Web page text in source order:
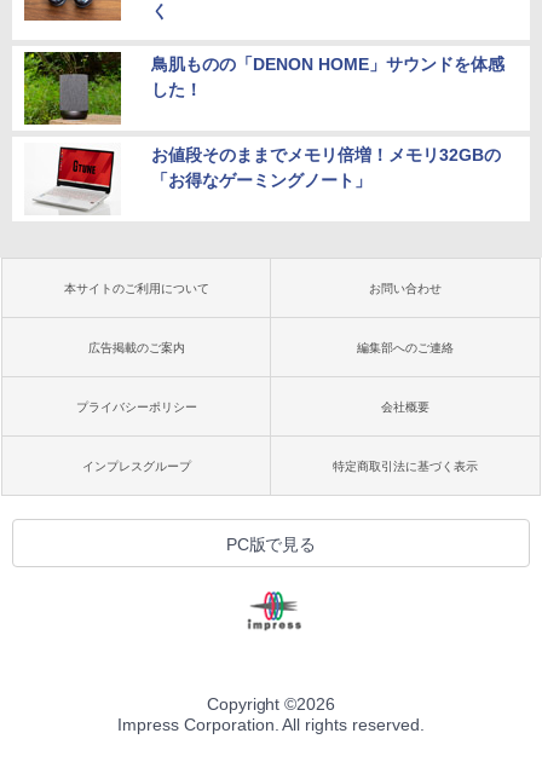
く
鳥肌ものの「DENON HOME」サウンドを体感
した！
お値段そのままでメモリ倍増！メモリ32GBの
「お得なゲーミングノート」
本サイトのご利用について お問い合わせ
広告掲載のご案内 編集部へのご連絡
プライバシーポリシー 会社概要
インプレスグループ 特定商取引法に基づく表示
PC版で見る
Copyright ©2026
Impress Corporation. All rights reserved.